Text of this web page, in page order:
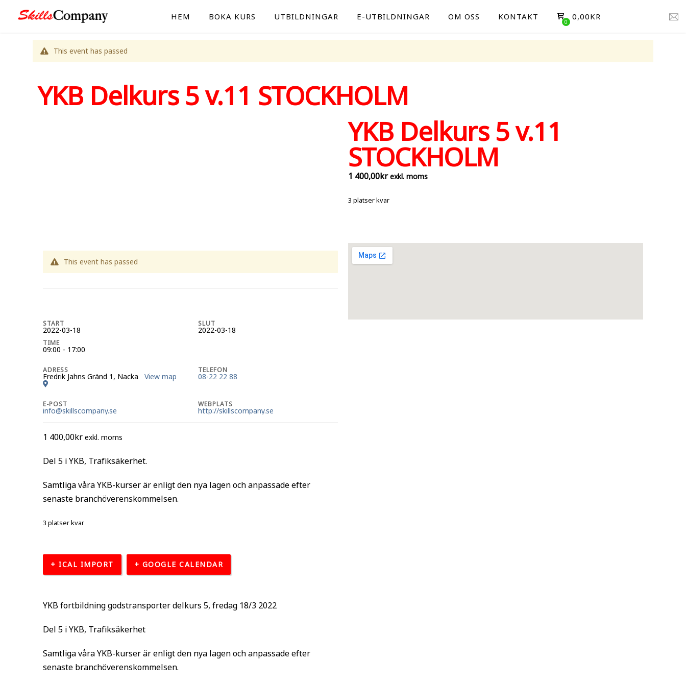
HEM BOKA KURS UTBILDNINGAR E-UTBILDNINGAR OM OSS KONTAKT 0,00KR
This event has passed
YKB Delkurs 5 v.11 STOCKHOLM
YKB Delkurs 5 v.11
STOCKHOLM
1 400,00kr exkl. moms
3 platser kvar
This event has passed
START
2022-03-18
SLUT
2022-03-18
TIME
09:00 - 17:00
ADRESS
Fredrik Jahns Gränd 1, Nacka View map
TELEFON
08-22 22 88
E-POST
info@skillscompany.se
WEBPLATS
http://skillscompany.se
1 400,00kr exkl. moms
Del 5 i YKB, Trafiksäkerhet.
Samtliga våra YKB-kurser är enligt den nya lagen och anpassade efter
senaste branchöverenskommelsen.
3 platser kvar
+ ICAL IMPORT + GOOGLE CALENDAR
YKB fortbildning godstransporter delkurs 5, fredag 18/3 2022
Del 5 i YKB, Trafiksäkerhet
Samtliga våra YKB-kurser är enligt den nya lagen och anpassade efter
senaste branchöverenskommelsen.